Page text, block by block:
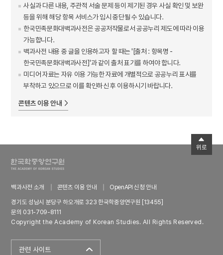
사실과 다른 내용, 주관적 서술 문제 등이 제기된 경우 사실 확인 및 보완
등을 위해 해당 항목 서비스가 임시 중단될 수 있습니다.
한국민족문화대백과사전은 공공저작물로서 공공누리 제도에 따라 이용
가능합니다.
백과사전 내용 중 글을 인용하고자 할 때는 '[출처 : 항목명 -
한국민족문화대백과사전]'과 같이 출처 표기를 하여야 합니다.
미디어 자료는 자유 이용 가능한 자료에 개별적으로 공공누리 표시를
부착하고 있으므로 이를 확인하신 후 이용하시기 바랍니다.
콘텐츠 이용 안내
백과사전 소개 콘텐츠 이용 안내
OpenAPI 신청 안내
경기도 성남시 분당구 하오개로 323 한국학중앙연구원 [13455]
문의 031-709-8111
Copyright the Academy of Korean Studies. All Rights Reserved.
관련 사이트
위로